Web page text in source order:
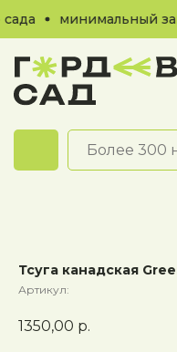
минимальный
Тсуга канадская
Артикул:
1350,00 р.